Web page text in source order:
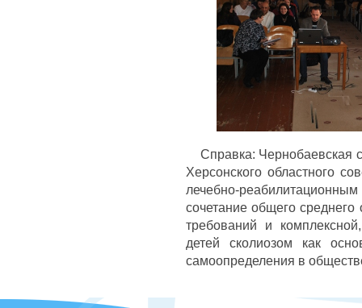
Справка: Чернобаевская
Херсонского областного
лечебно-
сочетание общего
требований и
детей сколиозом как
самоопределения в